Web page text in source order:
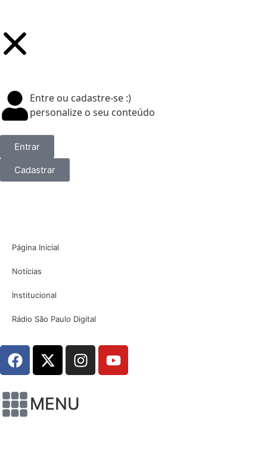
Entre ou cadastre-se :)
personalize o seu conteúdo
Entrar
Cadastrar
Página Inicial
Notícias
Institucional
Rádio São Paulo Digital
MENU